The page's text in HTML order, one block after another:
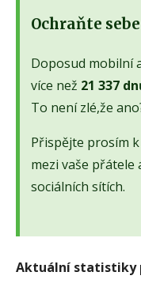
Ochraňte
Doposud mobilní
více než 21 337
To není zlé,že
Přispějte prosím
mezi vaše přátele
sociálních sítích.
Aktuální statistiky